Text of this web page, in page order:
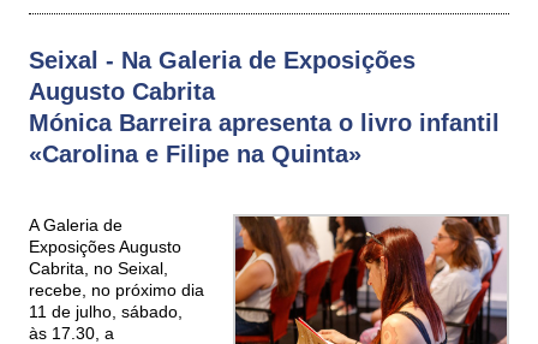
Seixal - Na Galeria de Exposições
Augusto Cabrita
Mónica Barreira apresenta o livro infantil
«Carolina e Filipe na Quinta»
A Galeria de
Exposições Augusto
Cabrita, no Seixal,
recebe, no próximo dia
11 de julho, sábado,
às 17.30, a